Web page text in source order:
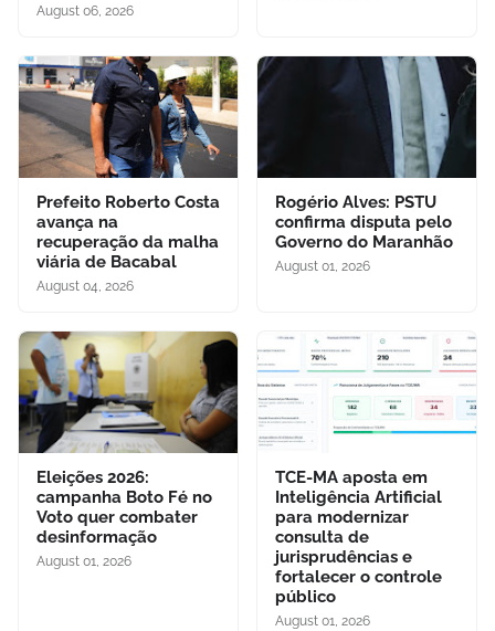
August 06, 2026
Prefeito Roberto Costa
avança na
recuperação da malha
viária de Bacabal
August 04, 2026
Rogério Alves: PSTU
confirma disputa pelo
Governo do Maranhão
August 01, 2026
Eleições 2026:
campanha Boto Fé no
Voto quer combater
desinformação
August 01, 2026
TCE-MA aposta em
Inteligência Artificial
para modernizar
consulta de
jurisprudências e
fortalecer o controle
público
August 01, 2026